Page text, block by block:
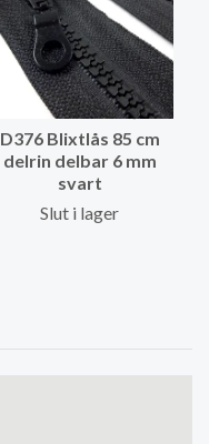
D376 Blixtlås 85 cm
delrin delbar 6 mm
svart
Slut i lager